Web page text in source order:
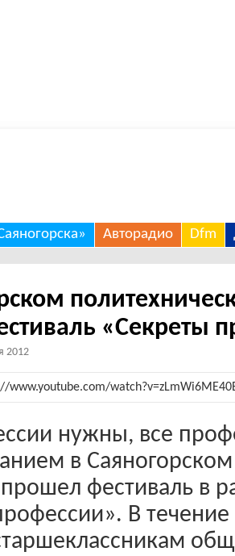
Авторадио Dfm
«Секреты
2012
www.youtube.com/
нужны, все
в
фестиваль в
В течение